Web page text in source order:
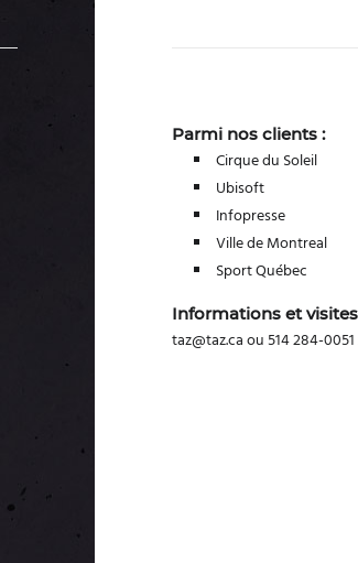
Parmi nos clients :
Cirque du Soleil
Ubisoft
Infopresse
Ville de Montreal
Sport Québec
Informations et
taz@taz.ca ou 514 284-0051